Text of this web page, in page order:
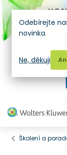
Školení a
Odebírejte
novinka.
Ne, děkuji